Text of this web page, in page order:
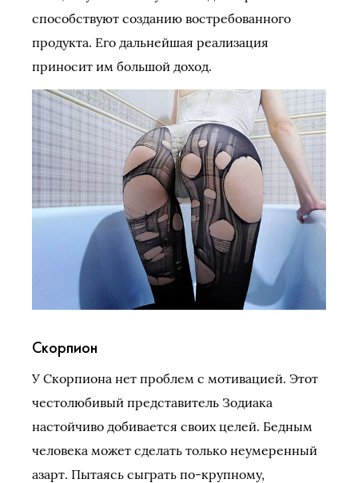
способствуют созданию востребованного
продукта. Его дальнейшая реализация
приносит им большой доход.
Скорпион
У Скорпиона нет проблем с мотивацией. Этот
честолюбивый представитель Зодиака
настойчиво добивается своих целей. Бедным
человека может сделать только неумеренный
азарт. Пытаясь сыграть по-крупному,